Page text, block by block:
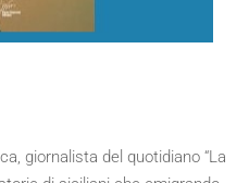
giornalista del quotidiano “La